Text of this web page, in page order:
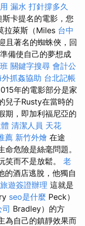
漏水 打針撐多久
卡提名的電影，您
拉萊斯（Miles 台中
且著名的蜘蛛俠，回
備使自己的夢想成
關鍵字搜尋 會計公
外抓姦協助 台北記帳
年的電影部分是家
兒子Rusty在當時的
期，即加利福尼亞的
清潔人員 天花
薦 新竹外燴 在途
危險是絲毫問題。
笑而不是放鬆。 老
的酒店逃脫，他獨自
遊簽證辦理 這就是
seo是什麼 Peck）
司 Bradley）的方
為自己的鎮靜效果而